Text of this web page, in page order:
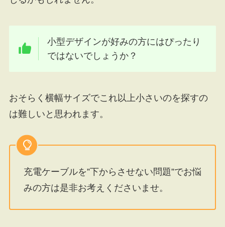
小型デザインが好みの方にはぴったり
ではないでしょうか？
おそらく横幅サイズでこれ以上小さいのを探すの
は難しいと思われます。
充電ケーブルを”下からさせない問題”でお悩
みの方は是非お考えくださいませ。